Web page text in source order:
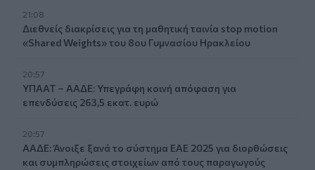
21:08
Διεθνείς διακρίσεις για τη μαθητική ταινία stop motion
«Shared Weights» του 8ου Γυμνασίου Ηρακλείου
20:57
ΥΠΑΑΤ – ΑΑΔΕ: Υπεγράφη κοινή απόφαση για
επενδύσεις 263,5 εκατ. ευρώ
20:57
ΑΑΔΕ: Άνοιξε ξανά το σύστημα ΕΑΕ 2025 για διορθώσεις
και συμπληρώσεις στοιχείων από τους παραγωγούς